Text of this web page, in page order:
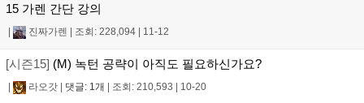
15 가렌 간단 강의
| 진짜가렌 | 조회: 228,094 | 11-12
[시즌15] (M) 녹턴 공략이 아직도 필요하신가요?
| 라오갓 | 댓글: 1개 | 조회: 210,593 | 10-20